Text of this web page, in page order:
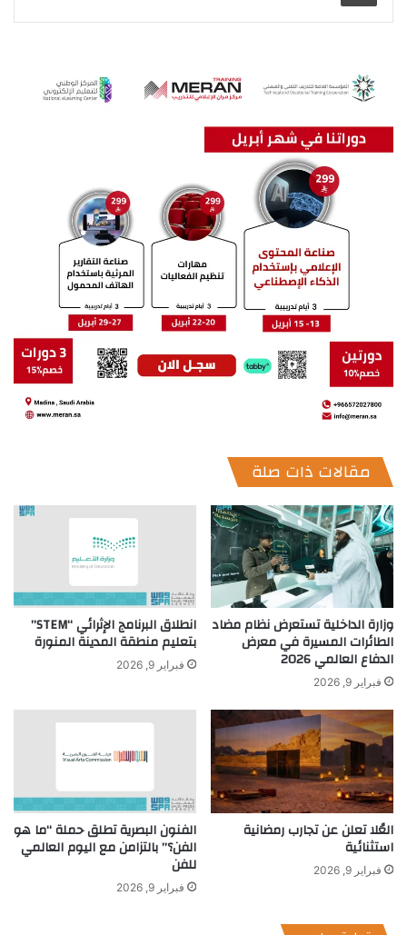
مقالات ذات صلة
وزارة الداخلية تستعرض نظام مضاد
الطائرات المسيرة في معرض
الدفاع العالمي 2026
فبراير 9, 2026
انطلاق البرنامج الإثرائي “STEM”
بتعليم منطقة المدينة المنورة
فبراير 9, 2026
العُلا تعلن عن تجارب رمضانية
استثنائية
فبراير 9, 2026
الفنون البصرية تطلق حملة “ما هو
الفن؟” بالتزامن مع اليوم العالمي
للفن
فبراير 9, 2026